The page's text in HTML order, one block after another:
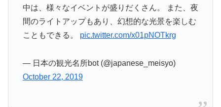
中は、様々なイベントが盛りだくさん。 また、夜
間のライトアップもあり、幻想的な光景を楽しむ
こともできる。 pic.twitter.com/x01pNOTkrg
— 日本の観光名所bot (@japanese_meisyo)
October 22, 2019